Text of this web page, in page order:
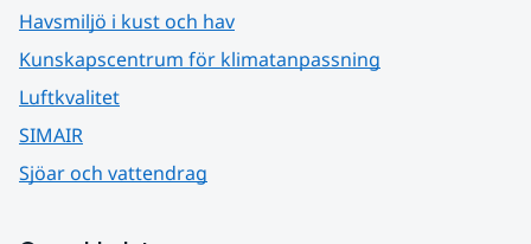
Havsmiljö i kust och hav
Kunskapscentrum för klimatanpassning
Luftkvalitet
SIMAIR
Sjöar och vattendrag